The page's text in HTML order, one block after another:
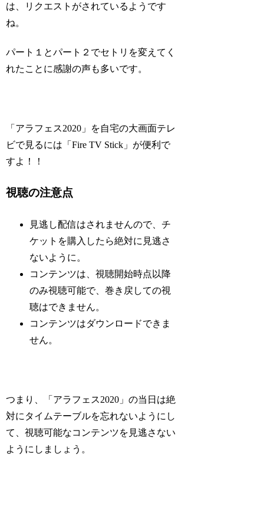
は、リクエストがされているようです
ね。
パート１とパート２でセトリを変えてく
れたことに感謝の声も多いです。
「アラフェス2020」を自宅の大画面テレ
ビで見るには「Fire TV Stick」が便利で
すよ！！
視聴の注意点
見逃し配信はされませんので、チ
ケットを購入したら絶対に見逃さ
ないように。
コンテンツは、視聴開始時点以降
のみ視聴可能で、巻き戻しての視
聴はできません。
コンテンツはダウンロードできま
せん。
つまり、「アラフェス2020」の当日は絶
対にタイムテーブルを忘れないようにし
て、視聴可能なコンテンツを見逃さない
ようにしましょう。